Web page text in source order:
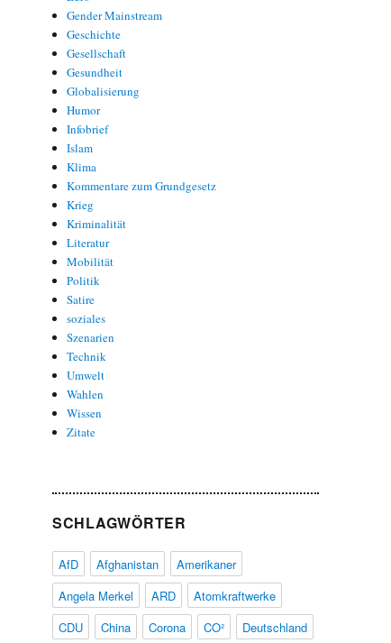
Gender Mainstream
Geschichte
Gesellschaft
Gesundheit
Globalisierung
Humor
Infobrief
Islam
Klima
Kommentare zum Grundgesetz
Krieg
Kriminalität
Literatur
Mobilität
Politik
Satire
soziales
Szenarien
Technik
Umwelt
Wahlen
Wissen
Zitate
SCHLAGWÖRTER
AfD Afghanistan
Amerikaner
Angela Merkel
ARD
Atomkraftwerke
CDU
China Corona CO²
Deutschland